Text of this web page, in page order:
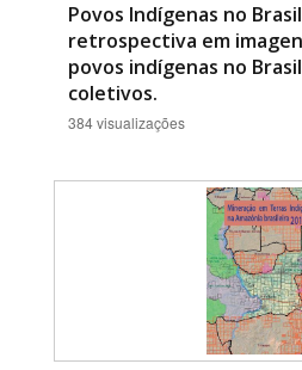
Povos Indígenas no
retrospectiva em
povos indígenas no
coletivos.
384 visualizações